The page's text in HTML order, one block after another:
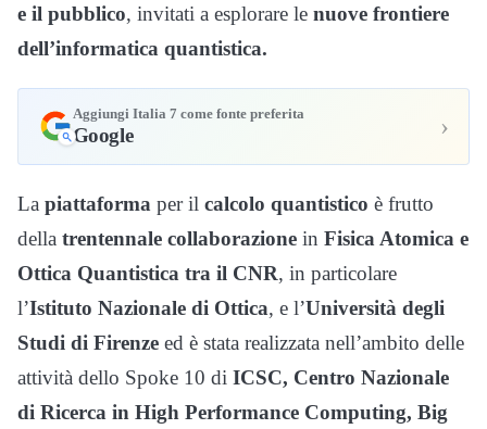
e il pubblico, invitati a esplorare le nuove frontiere
dell’informatica quantistica.
Aggiungi Italia 7 come fonte preferita
Google ›
La piattaforma per il calcolo quantistico è frutto
della trentennale collaborazione in Fisica Atomica e
Ottica Quantistica tra il CNR, in particolare
l’Istituto Nazionale di Ottica, e l’Università degli
Studi di Firenze ed è stata realizzata nell’ambito delle
attività dello Spoke 10 di ICSC, Centro Nazionale
di Ricerca in High Performance Computing, Big